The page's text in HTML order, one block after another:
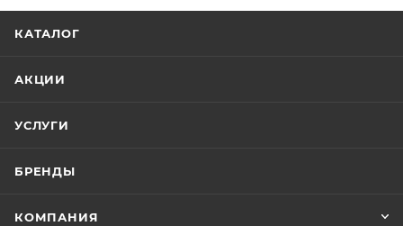
КАТАЛОГ
АКЦИИ
УСЛУГИ
БРЕНДЫ
КОМПАНИЯ